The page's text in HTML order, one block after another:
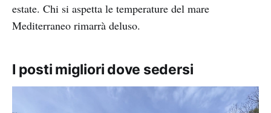
estate. Chi si aspetta le temperature del mare
Mediterraneo rimarrà deluso.
I posti migliori dove sedersi